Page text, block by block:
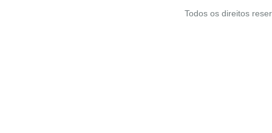
Todos os direitos